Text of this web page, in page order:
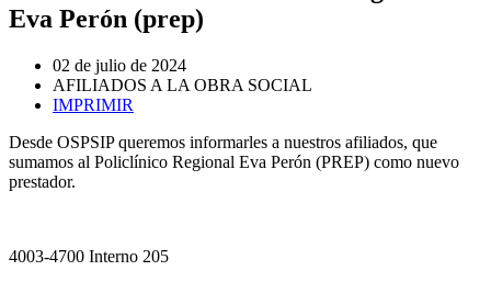
Eva Perón (prep)
02 de julio de 2024
AFILIADOS A LA OBRA SOCIAL
IMPRIMIR
Desde OSPSIP queremos informarles a nuestros afiliados, que
sumamos al Policlínico Regional Eva Perón (PREP) como nuevo
prestador.
4003-4700 Interno 205